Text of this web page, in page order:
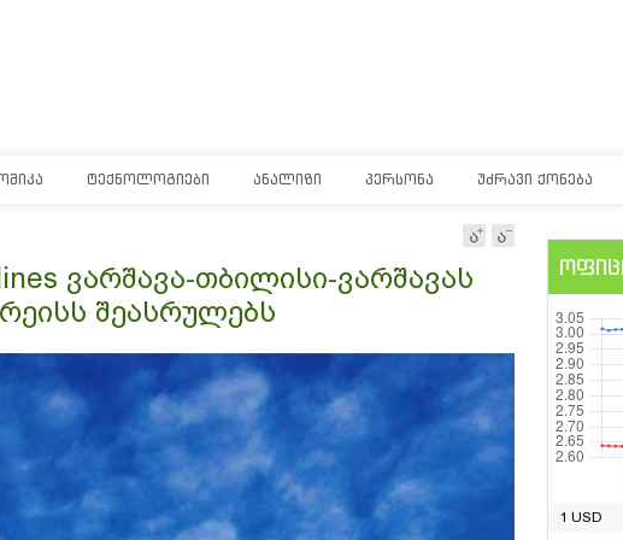
ᲢᲔᲥᲜᲝᲚᲝᲒᲘᲔᲑᲘ ᲐᲜᲐᲚᲘᲖᲘ ᲞᲔᲠᲡᲝᲜᲐ ᲣᲫᲠᲐᲕᲘ ᲥᲝᲜᲔᲑᲐ
ვარშავა-თბილისი-ვარშავას
შეასრულებს
1 USD